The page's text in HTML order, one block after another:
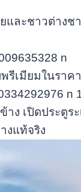
และชาวต่าง
รีเมียมในรา
เปิดประตู
งแท้จริง